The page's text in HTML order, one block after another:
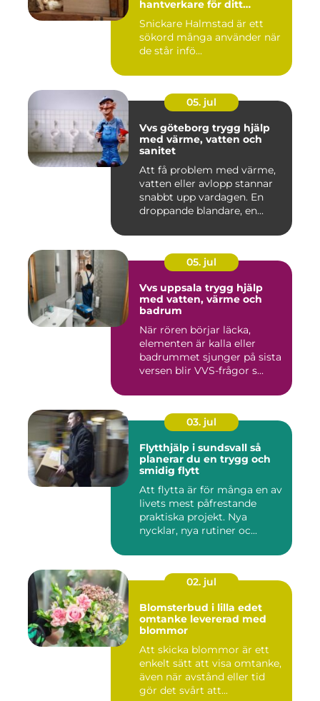
hantverkare för ditt
Snickare Halmstad är ett
sökord många använder när
de står infö...
05. jul
Vvs göteborg trygg hjälp
med värme, vatten och
sanitet
Att få problem med värme,
vatten eller avlopp stannar
snabbt upp vardagen. En
droppande blandare, en...
05. jul
Vvs uppsala trygg hjälp
med vatten, värme och
badrum
När rören börjar läcka,
elementen är kalla eller
badrummet sjunger på sista
versen blir VVS-frågor s...
03. jul
Flytthjälp i sundsvall så
planerar du en trygg och
smidig flytt
Att flytta är för många en av
livets mest påfrestande
praktiska projekt. Nya
nycklar, nya rutiner oc...
02. jul
Blomsterbud i lilla edet
omtanke levererad med
blommor
Att skicka blommor är ett
enkelt sätt att visa omtanke,
även när avstånd eller tid
gör det svårt att...